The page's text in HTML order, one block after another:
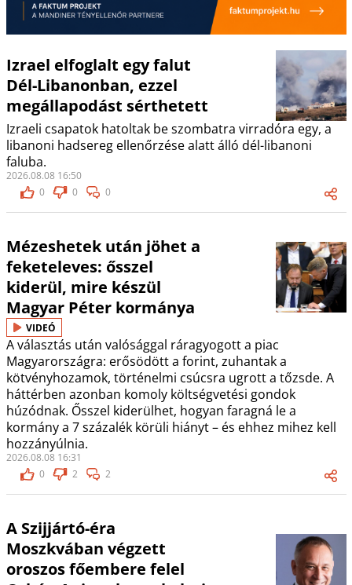
Izrael elfoglalt egy falut
Dél-Libanonban, ezzel
megállapodást sérthetett
Izraeli csapatok hatoltak be szombatra virradóra egy, a
libanoni hadsereg ellenőrzése alatt álló dél-libanoni
faluba.
2026.08.08 16:50
0
0 0
Mézeshetek után jöhet a
feketeleves: ősszel
kiderül, mire készül
Magyar Péter kormánya
VIDEÓ
A választás után valósággal ráragyogott a piac
Magyarországra: erősödött a forint, zuhantak a
kötvényhozamok, történelmi csúcsra ugrott a tőzsde. A
háttérben azonban komoly költségvetési gondok
húzódnak. Ősszel kiderülhet, hogyan faragná le a
kormány a 7 százalék körüli hiányt – és ehhez mihez kell
hozzányúlnia.
2026.08.08 16:31
0
2 2
A Szijjártó-éra
Moszkvában végzett
oroszos főembere felel